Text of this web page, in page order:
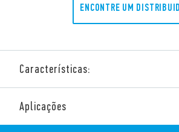
ENCONTRE UM
Características:
características:
2 contatos reversíveis
Aplicações